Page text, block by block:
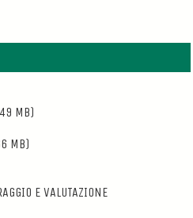
MB)
MB)
E VALUTAZIONE